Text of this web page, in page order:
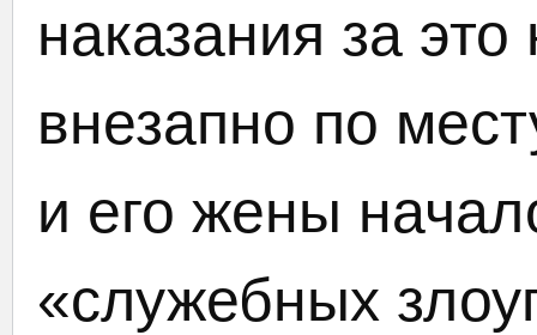
наказания за
внезапно по
и его жены
«служебных